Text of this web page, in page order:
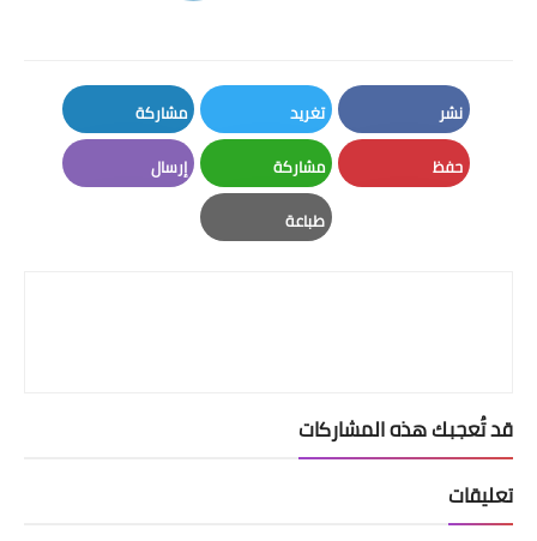
نشر
Facebook
تغريد
Twitter
مشاركة
LinkedIn
حفظ مشاركة
Whatsapp
إرسال
طباعة
قد تُعجبك هذه المشاركات
تعليقات